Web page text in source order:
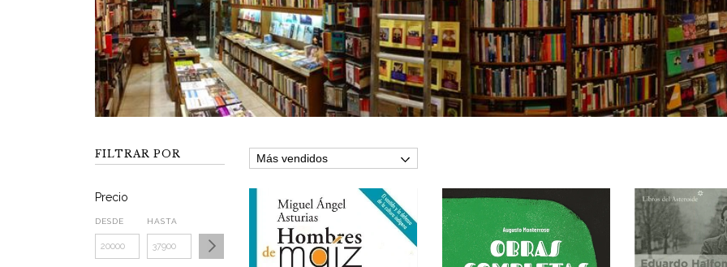
FILTRAR POR
Precio
DESDE HASTA